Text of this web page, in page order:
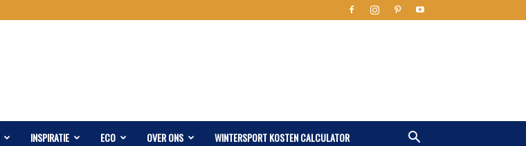
INSPIRATIE ECO OVER ONS WINTERSPORT KOSTEN CALCULATOR